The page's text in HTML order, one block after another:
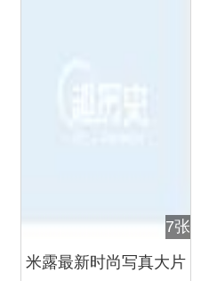
7张
米露最新时尚写真大片